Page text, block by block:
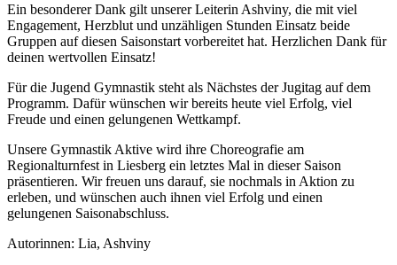
Ein besonderer Dank gilt unserer Leiterin Ashviny, die mit viel
Engagement, Herzblut und unzähligen Stunden Einsatz beide
Gruppen auf diesen Saisonstart vorbereitet hat. Herzlichen Dank für
deinen wertvollen Einsatz!
Für die Jugend Gymnastik steht als Nächstes der Jugitag auf dem
Programm. Dafür wünschen wir bereits heute viel Erfolg, viel
Freude und einen gelungenen Wettkampf.
Unsere Gymnastik Aktive wird ihre Choreografie am
Regionalturnfest in Liesberg ein letztes Mal in dieser Saison
präsentieren. Wir freuen uns darauf, sie nochmals in Aktion zu
erleben, und wünschen auch ihnen viel Erfolg und einen
gelungenen Saisonabschluss.
Autorinnen: Lia, Ashviny